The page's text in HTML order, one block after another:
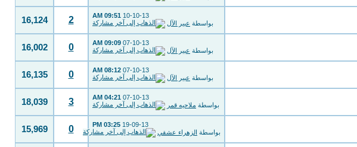
10-10-13
09:51 AM
بواسطة عبير الآل 2
16,124
07-10-13
09:09 AM
بواسطة عبير الآل 0
16,002
07-10-13
08:12 AM
بواسطة عبير الآل 0
16,135
07-10-13
04:21 AM
بواسطة ملاحيه قمر 3
18,039
19-09-13
03:25 PM
بواسطة الزهراء عشقي 0
15,969